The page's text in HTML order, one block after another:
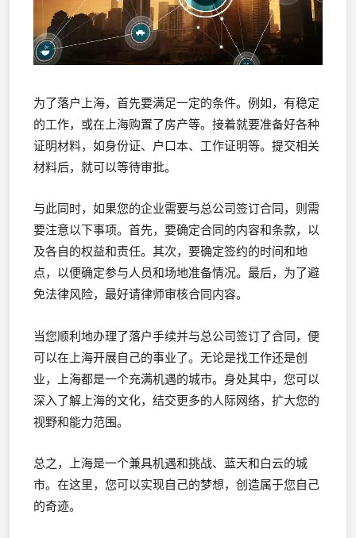
为了落户上海，首先要满足一定的条件。例如，有稳定
的工作，或在上海购置了房产等。接着就要准备好各种
证明材料，如身份证、户口本、工作证明等。提交相关
材料后，就可以等待审批。
与此同时，如果您的企业需要与总公司签订合同，则需
要注意以下事项。首先，要确定合同的内容和条款，以
及各自的权益和责任。其次，要确定签约的时间和地
点，以便确定参与人员和场地准备情况。最后，为了避
免法律风险，最好请律师审核合同内容。
当您顺利地办理了落户手续并与总公司签订了合同，便
可以在上海开展自己的事业了。无论是找工作还是创
业，上海都是一个充满机遇的城市。身处其中，您可以
深入了解上海的文化，结交更多的人际网络，扩大您的
视野和能力范围。
总之，上海是一个兼具机遇和挑战、蓝天和白云的城
市。在这里，您可以实现自己的梦想，创造属于您自己
的奇迹。